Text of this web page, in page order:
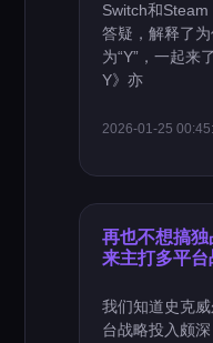
Switch和
答疑，解释了
为“Y”，一起来
Y》亦
2026-01-25
再也不想搞
来主打多平台
我们知道史克
台战略投入颇